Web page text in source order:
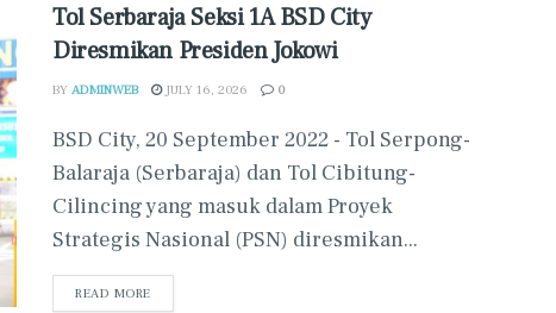
Tol Serbaraja Seksi 1A BSD City
Diresmikan Presiden Jokowi
BY ADMINWEB JULY 16, 2026 0
BSD City, 20 September 2022 - Tol Serpong-
Balaraja (Serbaraja) dan Tol Cibitung-
Cilincing yang masuk dalam Proyek
Strategis Nasional (PSN) diresmikan...
READ MORE